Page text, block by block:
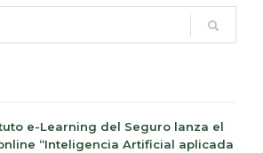
e-Learning del Seguro lanza el
“Inteligencia Artificial aplicada